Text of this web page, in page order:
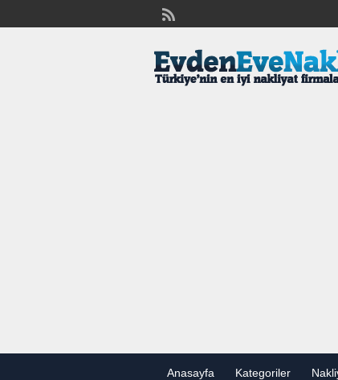
Anasayfa Kategoriler